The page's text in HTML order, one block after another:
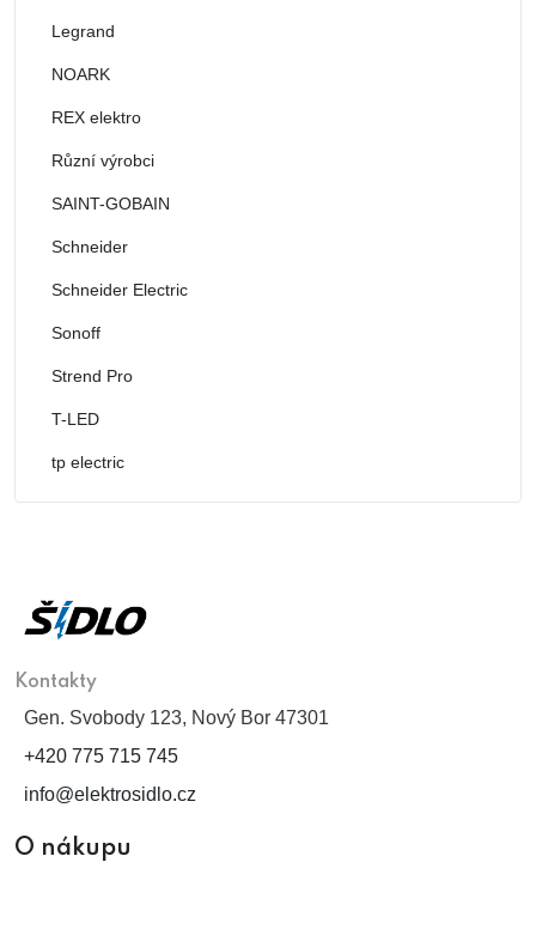
Legrand
NOARK
REX elektro
Různí výrobci
SAINT-GOBAIN
Schneider
Schneider Electric
Sonoff
Strend Pro
T-LED
tp electric
Kontakty
Gen. Svobody 123, Nový Bor 47301
+420 775 715 745
info@elektrosidlo.cz
O nákupu